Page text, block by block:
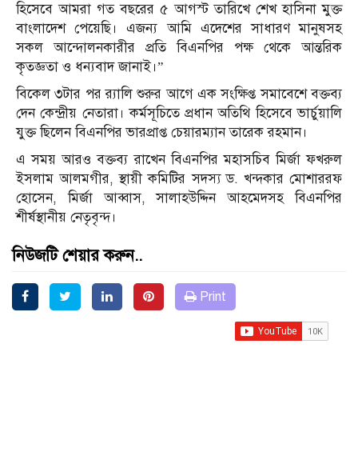
হিসেবে আমরা গত বছরের ৫ আগস্ট তারিখে শেখ হাসিনা মুক্ত
বাংলাদেশ পেয়েছি। এজন্য আমি এদেশের সাধারণ মানুষসহ
সকল আন্দোলনকারীর প্রতি বিএনপির পক্ষ থেকে আন্তরিক
কৃতজ্ঞতা ও ধন্যবাদ জানাই।”
বিকেল ৩টার পর র‌্যালি শুরুর আগে এক সংক্ষিপ্ত সমাবেশে বক্তব্য
দেন কেন্দ্রীয় নেতারা। কর্মসূচিতে প্রধান অতিথি হিসেবে ভার্চুয়ালি
যুক্ত ছিলেন বিএনপির ভারপ্রাপ্ত চেয়ারম্যান তারেক রহমান।
এ সময় আরও বক্তব্য রাখেন বিএনপির মহাসচিব মির্জা ফখরুল
ইসলাম আলমগীর, স্থায়ী কমিটির সদস্য ড. খন্দকার মোশাররফ
হোসেন, মির্জা আব্বাস, সালাহউদ্দিন আহমেদসহ বিএনপির
শীর্ষস্থানীয় নেতৃবৃন্দ।
নিউজটি শেয়ার করুন..
Print